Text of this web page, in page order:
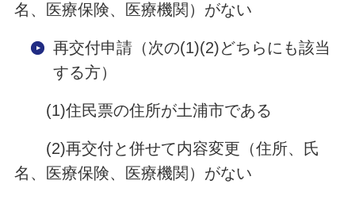
名、医療保険、医療機関）がない
再交付申請（次の(1)(2)どちらにも該当
する方）
(1)住民票の住所が土浦市である
(2)再交付と併せて内容変更（住所、氏
名、医療保険、医療機関）がない